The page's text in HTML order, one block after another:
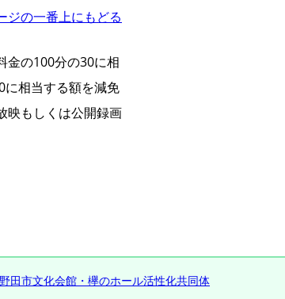
ジの一番上にもどる
金の100分の30に相
相当する額を減免
映もしくは公開録画
野田市文化会館・欅のホール活性化共同体